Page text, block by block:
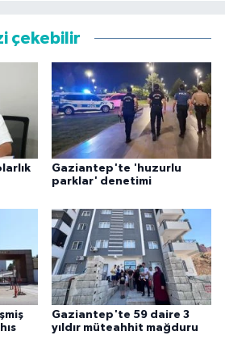
çekebilir
Gaziantep'te 'huzurlu
parklar' denetimi
Gaziantep'te 59 daire 3
yıldır müteahhit mağduru